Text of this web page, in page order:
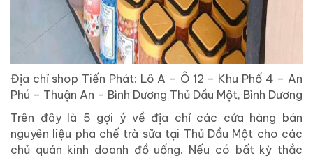
Địa chỉ shop Tiến Phát: Lô A – Ô 12 – Khu Phố 4 – An
Phú – Thuận An – Bình Dương Thủ Dầu Một, Bình Dương
Trên đây là 5 gợi ý về địa chỉ các cửa hàng bán
nguyên liệu pha chế trà sữa tại Thủ Dầu Một cho các
chủ quán kinh doanh đồ uống. Nếu có bất kỳ thắc